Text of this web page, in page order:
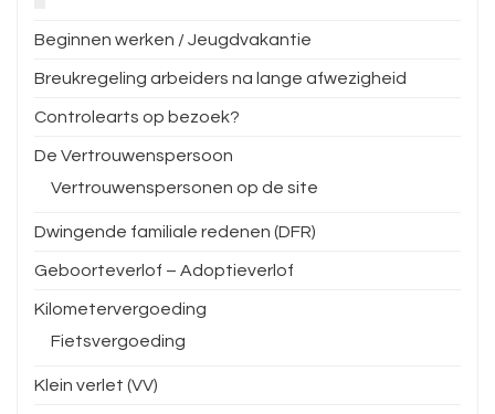
Beginnen werken / Jeugdvakantie
Breukregeling arbeiders na lange afwezigheid
Controlearts op bezoek?
De Vertrouwenspersoon
Vertrouwenspersonen op de site
Dwingende familiale redenen (DFR)
Geboorteverlof – Adoptieverlof
Kilometervergoeding
Fietsvergoeding
Klein verlet (VV)